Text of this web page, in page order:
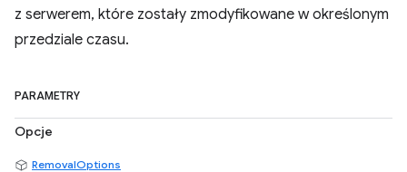
z serwerem, które zostały zmodyfikowane w określonym
przedziale czasu.
PARAMETRY
Opcje
RemovalOptions